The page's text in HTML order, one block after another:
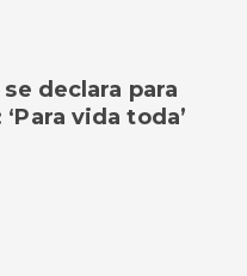
declara para
vida toda’